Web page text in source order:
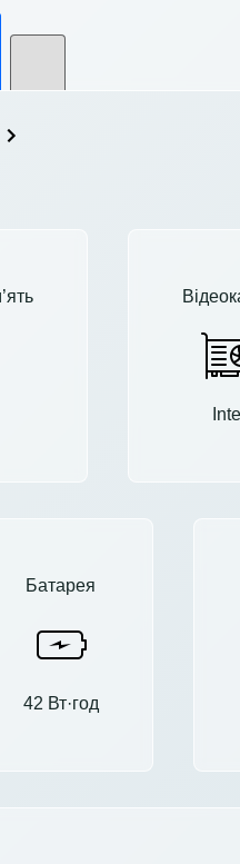
Intel
Батарея
42 Вт·год